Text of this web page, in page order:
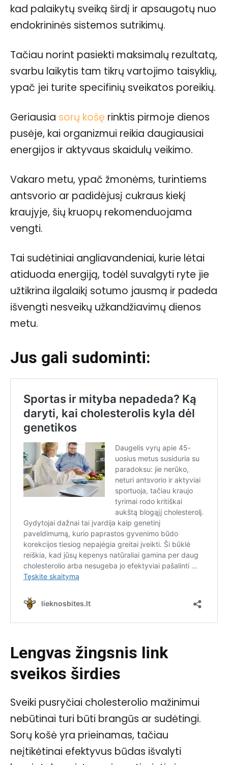
kad palaikytų sveiką širdį ir apsaugotų nuo
endokrininės sistemos sutrikimų.
Tačiau norint pasiekti maksimalų rezultatą,
svarbu laikytis tam tikrų vartojimo taisyklių,
ypač jei turite specifinių sveikatos poreikių.
Geriausia sorų košę rinktis pirmoje dienos
pusėje, kai organizmui reikia daugiausiai
energijos ir aktyvaus skaidulų veikimo.
Vakaro metu, ypač žmonėms, turintiems
antsvorio ar padidėjusį cukraus kiekį
kraujyje, šių kruopų rekomenduojama
vengti.
Tai sudėtiniai angliavandeniai, kurie lėtai
atiduoda energiją, todėl suvalgyti ryte jie
užtikrina ilgalaikį sotumo jausmą ir padeda
išvengti nesveikų užkandžiavimų dienos
metu.
Jus gali sudominti:
Lengvas žingsnis link
sveikos širdies
Sveiki pusryčiai cholesterolio mažinimui
nebūtinai turi būti brangūs ar sudėtingi.
Sorų košė yra prieinamas, tačiau
neįtikėtinai efektyvus būdas išvalyti